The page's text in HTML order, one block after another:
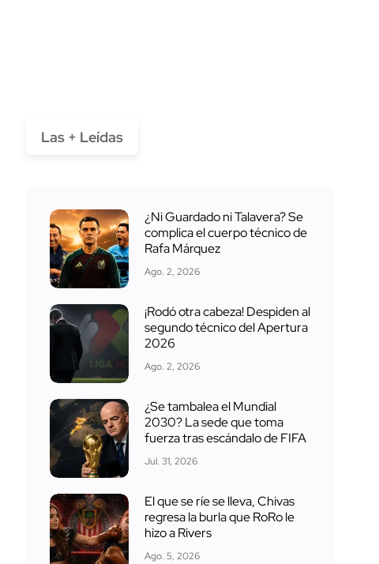
Las + Leídas
¿Ni Guardado ni Talavera? Se
complica el cuerpo técnico de
Rafa Márquez
Ago. 2, 2026
¡Rodó otra cabeza! Despiden al
segundo técnico del Apertura
2026
Ago. 2, 2026
¿Se tambalea el Mundial
2030? La sede que toma
fuerza tras escándalo de FIFA
Jul. 31, 2026
El que se ríe se lleva, Chivas
regresa la burla que RoRo le
hizo a Rivers
Ago. 5, 2026